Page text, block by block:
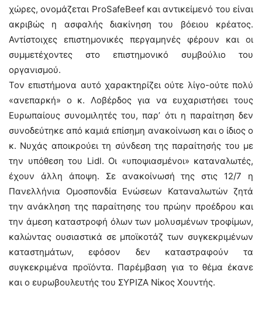
χώρες, ονομάζεται ProSafeBeef και αντικείμενό του είναι
ακριβώς η ασφαλής διακίνηση του βόειου κρέατος.
Αντίστοιχες επιστημονικές περγαμηνές φέρουν και οι
συμμετέχοντες στο επιστημονικό συμβούλιο του
οργανισμού.
Τον επιστήμονα αυτό χαρακτηρίζει ούτε λίγο-ούτε πολύ
«ανεπαρκή» ο κ. Λοβέρδος για να ευχαριστήσει τους
Ευρωπαίους συνομιλητές του, παρ’ ότι η παραίτηση δεν
συνοδεύτηκε από καμιά επίσημη ανακοίνωση και ο ίδιος ο
κ. Νυχάς αποικρούει τη σύνδεση της παραίτησής του με
την υπόθεση του Lidl. Οι «υποψιασμένοι» καταναλωτές,
έχουν άλλη άποψη. Σε ανακοίνωσή της στις 12/7 η
Πανελλήνια Ομοσπονδία Ενώσεων Καταναλωτών ζητά
την ανάκληση της παραίτησης του πρώην προέδρου και
την άμεση καταστροφή όλων των μολυσμένων τροφίμων,
καλώντας ουσιαστικά σε μποϊκοτάζ των συγκεκριμένων
καταστημάτων, εφόσον δεν καταστραφούν τα
συγκεκριμένα προϊόντα. Παρέμβαση για το θέμα έκανε
και ο ευρωβουλευτής του ΣΥΡΙΖΑ Νίκος Χουντής.